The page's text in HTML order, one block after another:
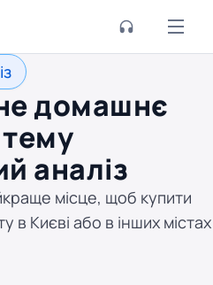
домашнє
аналіз
місце, щоб купити
в Києві або в інших містах